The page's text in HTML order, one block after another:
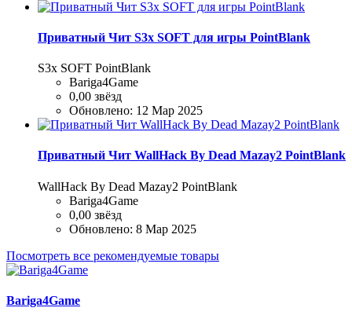
Приватный Чит S3x SOFT для игры PointBlank
S3x SOFT PointBlank
Bariga4Game
0,00 звёзд
Обновлено: 12 Мар 2025
Приватный Чит WallHack By Dead Mazay2 PointBlank
WallHack By Dead Mazay2 PointBlank
Bariga4Game
0,00 звёзд
Обновлено: 8 Мар 2025
Посмотреть все рекомендуемые товары
Bariga4Game